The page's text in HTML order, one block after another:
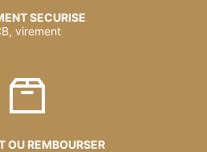
SECURISE
virement
OU REMBOURSER